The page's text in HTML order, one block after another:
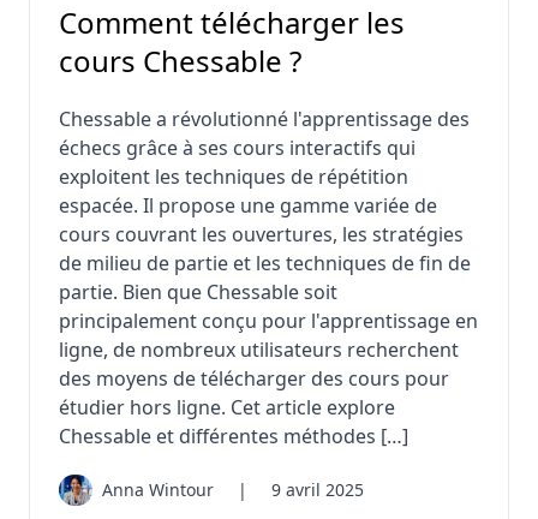
Comment télécharger les
cours Chessable ?
Chessable a révolutionné l'apprentissage des
échecs grâce à ses cours interactifs qui
exploitent les techniques de répétition
espacée. Il propose une gamme variée de
cours couvrant les ouvertures, les stratégies
de milieu de partie et les techniques de fin de
partie. Bien que Chessable soit
principalement conçu pour l'apprentissage en
ligne, de nombreux utilisateurs recherchent
des moyens de télécharger des cours pour
étudier hors ligne. Cet article explore
Chessable et différentes méthodes […]
Anna Wintour | 9 avril 2025